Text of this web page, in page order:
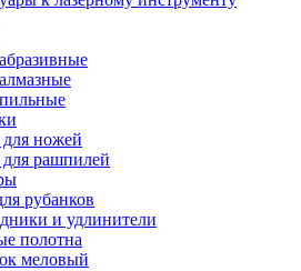
для ножей
для рашпилей
рубанков
и удлинители
полотна
меловый